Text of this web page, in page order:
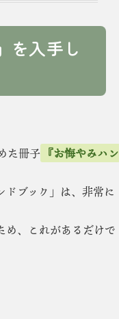
を入手し
た冊子 『お悔やみハン
ブック」は、非常に
め、これがあるだけで